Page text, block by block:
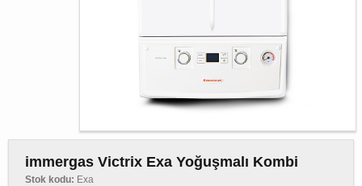
immergas Victrix Exa Yoğuşmalı Kombi
Stok kodu: Exa